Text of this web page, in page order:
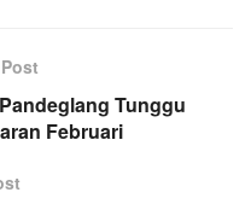
Tunggu
Februari